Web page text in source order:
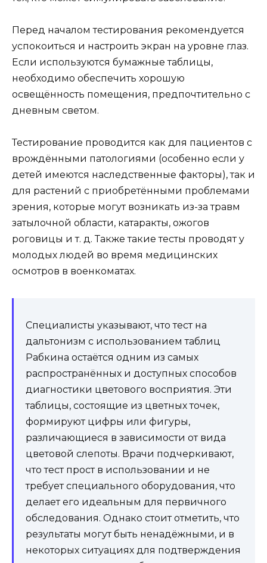
Перед началом тестирования рекомендуется
успокоиться и настроить экран на уровне глаз.
Если используются бумажные таблицы,
необходимо обеспечить хорошую
освещённость помещения, предпочтительно с
дневным светом.
Тестирование проводится как для пациентов с
врождёнными патологиями (особенно если у
детей имеются наследственные факторы), так и
для растений с приобретёнными проблемами
зрения, которые могут возникать из-за травм
затылочной области, катаракты, ожогов
роговицы и т. д. Также такие тесты проводят у
молодых людей во время медицинских
осмотров в военкоматах.
Специалисты указывают, что тест на
дальтонизм с использованием таблиц
Рабкина остаётся одним из самых
распространённых и доступных способов
диагностики цветового восприятия. Эти
таблицы, состоящие из цветных точек,
формируют цифры или фигуры,
различающиеся в зависимости от вида
цветовой слепоты. Врачи подчеркивают,
что тест прост в использовании и не
требует специального оборудования, что
делает его идеальным для первичного
обследования. Однако стоит отметить, что
результаты могут быть ненадёжными, и в
некоторых ситуациях для подтверждения